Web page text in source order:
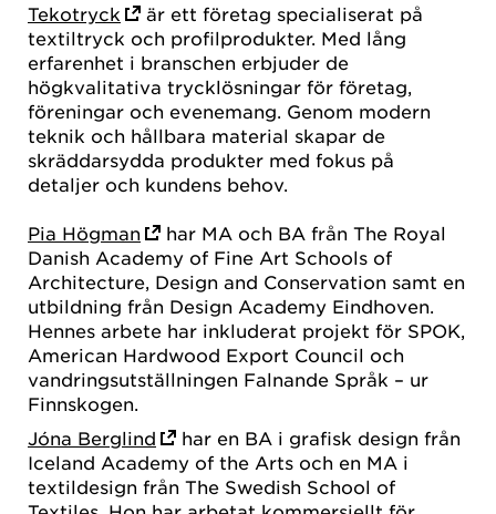
Tekotryck
är ett företag specialiserat på
textiltryck och profilprodukter. Med lång
erfarenhet i branschen erbjuder de
högkvalitativa trycklösningar för företag,
föreningar och evenemang. Genom modern
teknik och hållbara material skapar de
skräddarsydda produkter med fokus på
detaljer och kundens behov.
Pia Högman
har MA och BA från The Royal
Danish Academy of Fine Art Schools of
Architecture, Design and Conservation samt en
utbildning från Design Academy Eindhoven.
Hennes arbete har inkluderat projekt för SPOK,
American Hardwood Export Council och
vandringsutställningen Falnande Språk – ur
Finnskogen.
Jóna Berglind
har en BA i grafisk design från
Iceland Academy of the Arts och en MA i
textildesign från The Swedish School of